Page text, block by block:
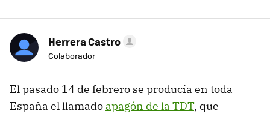
Herrera Castro
Colaborador
El pasado 14 de febrero se producía en toda
España el llamado apagón de la TDT, que